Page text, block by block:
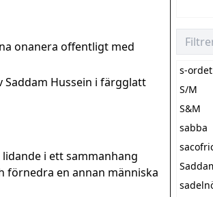
onanera offentligt med
Saddam Hussein i färgglatt
i ett sammanhang
förnedra en annan människa
s-ordet
S/M
S&M
sabba